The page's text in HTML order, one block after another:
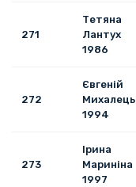
271
Тетяна
Лантух
1986
272
Євгеній
Михалець
1994
273
Ірина
Мариніна
1997